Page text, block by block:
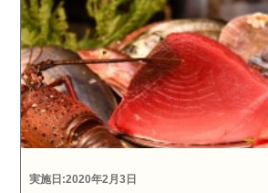
実施日:2020年2月3日